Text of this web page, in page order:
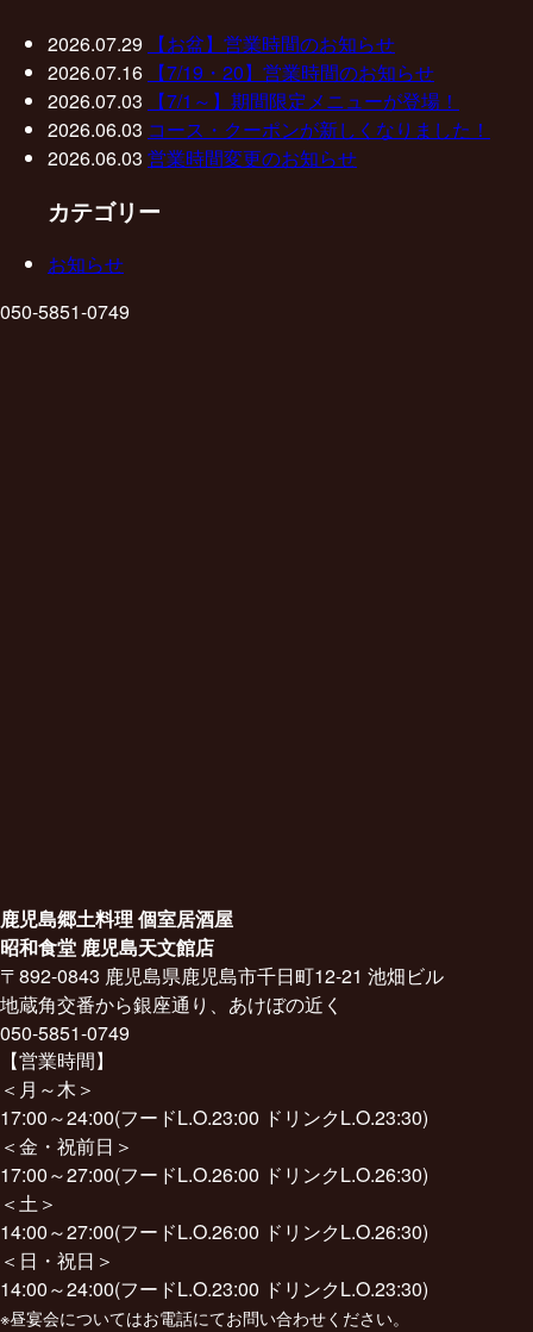
2026.07.29
【お盆】営業時間のお知らせ
2026.07.16
【7/19・20】営業時間のお知らせ
2026.07.03
【7/1～】期間限定メニューが登場！
2026.06.03 コース・クーポンが新しくなりました！
2026.06.03 営業時間変更のお知らせ
カテゴリー
お知らせ
050-5851-0749
鹿児島郷土料理 個室居酒屋
昭和食堂 鹿児島天文館店
〒892-0843 鹿児島県鹿児島市千日町12-21 池畑ビル
地蔵角交番から銀座通り、あけぼの近く
050-5851-0749
【営業時間】
＜月～木＞
17:00～24:00(フードL.O.23:00 ドリンクL.O.23:30)
＜金・祝前日＞
17:00～27:00(フードL.O.26:00 ドリンクL.O.26:30)
＜土＞
14:00～27:00(フードL.O.26:00 ドリンクL.O.26:30)
＜日・祝日＞
14:00～24:00(フードL.O.23:00 ドリンクL.O.23:30)
※昼宴会についてはお電話にてお問い合わせください。